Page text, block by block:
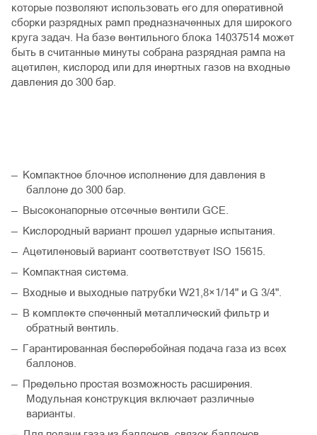
которые позволяют использовать его для оперативной
сборки разрядных рамп предназначенных для широкого
круга задач. На базе вентильного блока 14037514 может
быть в считанные минуты собрана разрядная рампа на
ацетилен, кислород или для инертных газов на входные
давления до 300 бар.
Компактное блочное исполнение для давления в
баллоне до 300 бар.
Высоконапорные отсечные вентили GCE.
Кислородный вариант прошел ударные испытания.
Ацетиленовый вариант соответствует ISO 15615.
Компактная система.
Входные и выходные патрубки W21,8×1/14" и G 3/4".
В комплекте спеченный металлический фильтр и
обратный вентиль.
Гарантированная бесперебойная подача газа из всех
баллонов.
Предельно простая возможность расширения.
Модульная конструкция включает различные
варианты.